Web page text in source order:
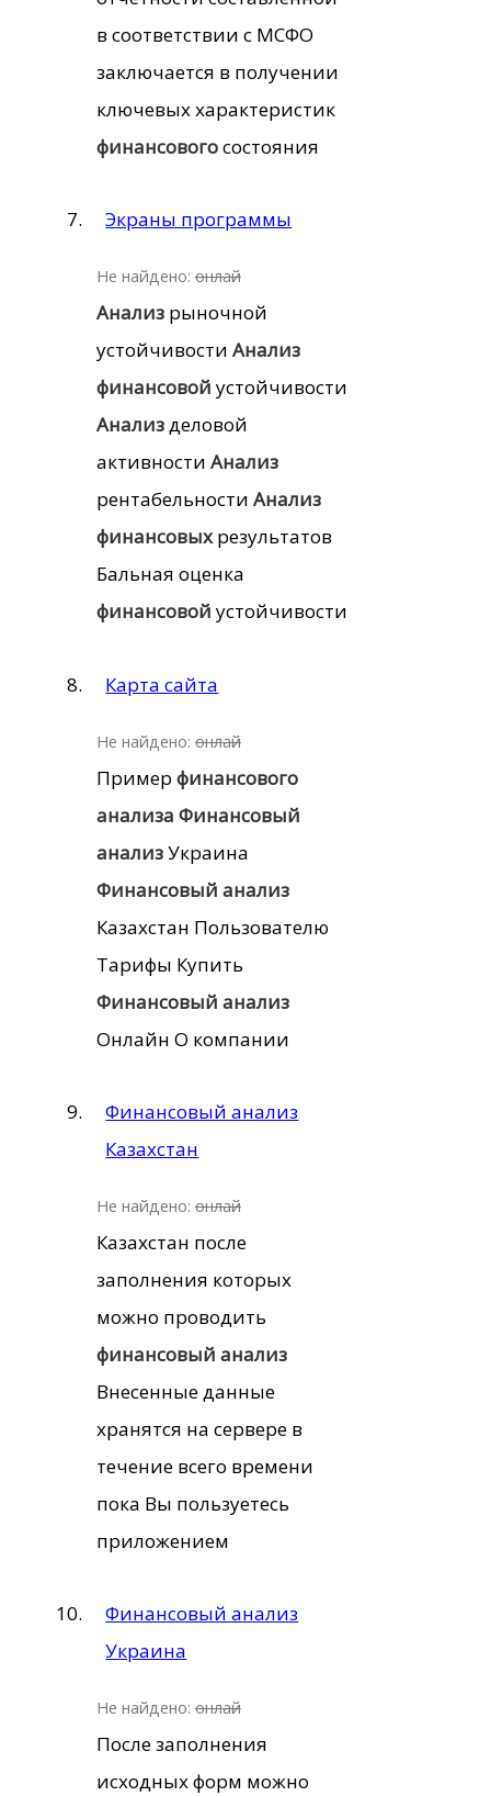
в соответствии с МСФО
заключается в получении
ключевых характеристик
финансовогосостояния
Экраны программы
Не найдено: онлай
Анализрыночной
устойчивости Анализ
финансовой устойчивости
Анализделовой
активности Анализ
рентабельности Анализ
финансовыхрезультатов
Бальная оценка
финансовой устойчивости
Карта сайта
Не найдено: онлай
Пример финансового
анализа Финансовый
анализУкраина
Финансовый анализ
Казахстан Пользователю
Тарифы Купить
Финансовый анализ
Онлайн О компании
Финансовый анализ
Казахстан
Не найдено: онлай
Казахстан после
заполнения которых
можно проводить
финансовый анализ
Внесенные данные
хранятся на сервере в
течение всего времени
пока Вы пользуетесь
приложением
Финансовый анализ
Украина
Не найдено: онлай
После заполнения
исходных форм можно